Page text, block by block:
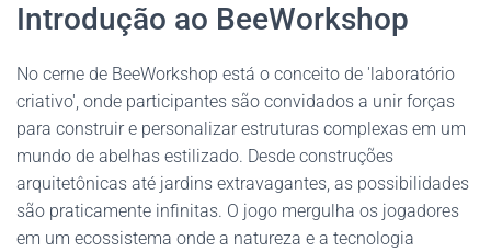
Introdução ao BeeWorkshop
No cerne de BeeWorkshop está o conceito de 'laboratório
criativo', onde participantes são convidados a unir forças
para construir e personalizar estruturas complexas em um
mundo de abelhas estilizado. Desde construções
arquitetônicas até jardins extravagantes, as possibilidades
são praticamente infinitas. O jogo mergulha os jogadores
em um ecossistema onde a natureza e a tecnologia